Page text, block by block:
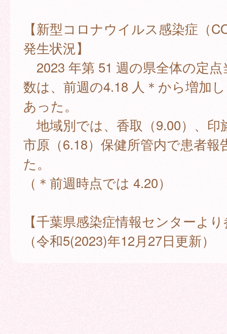
【新型コロナウイルス感染症（
発生状況】
2023 年第 51 週の県全体の定点
数は、前週の4.18 人＊から増加
あった。
地域別では、香取（9.00）、印
市原（6.18）保健所管内で患者報
た。
（＊前週時点では 4.20）
【千葉県感染症情報センターよ
（令和5(2023)年12月27日更新）